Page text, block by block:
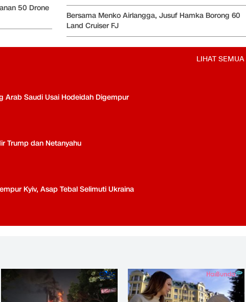
50 Drone
Bersama Menko Airlangga, Jusuf Hamka Borong 60
Land Cruiser FJ
LIHAT SEMUA
Arab Saudi Usai Hodeidah Digempur
Trump dan Netanyahu
Kyiv, Asap Tebal Selimuti Ukraina